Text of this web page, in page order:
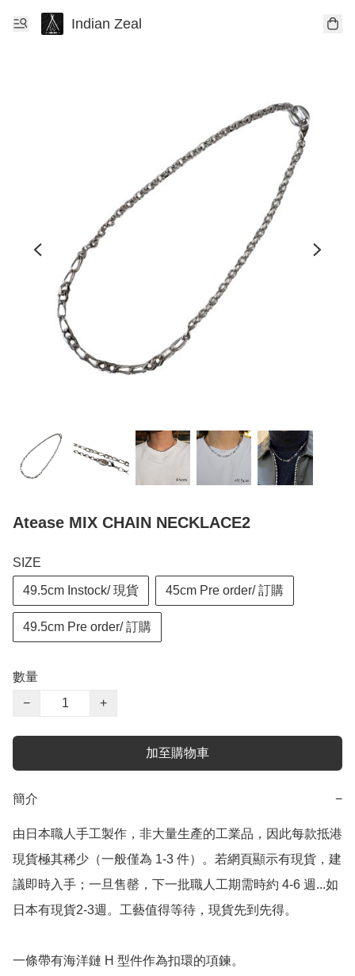
Indian Zeal
Atease MIX CHAIN NECKLACE2
SIZE
49.5cm Instock/ 現貨 45cm Pre order/ 訂購
49.5cm Pre order/ 訂購
數量
−
+
加至購物車
簡介 −
由日本職人手工製作，非大量生產的工業品，因此每款抵港
現貨極其稀少（一般僅為 1-3 件）。若網頁顯示有現貨，建
議即時入手；一旦售罄，下一批職人工期需時約 4-6 週...如
日本有現貨2-3週。工藝值得等待，現貨先到先得。
一條帶有海洋鏈 H 型件作為扣環的項鍊。